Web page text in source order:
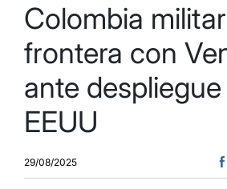
Colombia
frontera con
ante
EEUU
29/08/2025